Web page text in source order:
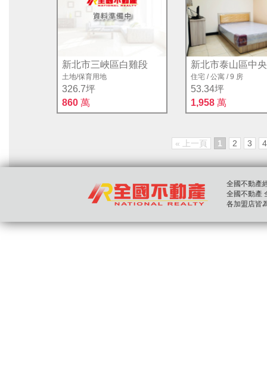
新北市三峽區白雞段
土地/保育用地
326.7坪
860 萬
新北市泰山區中
住宅 /公寓 /9 房
53.34坪
1,958 萬
« 上一頁 1 2 3 4
全國不動產
全國不動產
各加盟店皆
立鼎地政士聯盟事務所
璟富地政士聯盟事務所
02-26260388